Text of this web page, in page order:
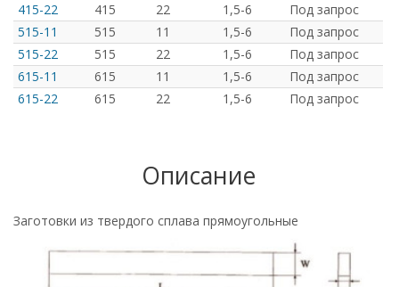
415-22
415 22 1,5-6
Под запрос
515-11
515 11 1,5-6
Под запрос
515-22
515 22 1,5-6
Под запрос
615-11
615 11 1,5-6
Под запрос
615-22
615 22 1,5-6 Под запрос
Описание
Заготовки из твердого сплава прямоугольные